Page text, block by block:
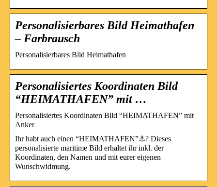
Personalisierbares Bild Heimathafen
– Farbrausch
Personalisierbares Bild Heimathafen
Personalisiertes Koordinaten Bild
“HEIMATHAFEN” mit …
Personalisiertes Koordinaten Bild “HEIMATHAFEN” mit
Anker
Ihr habt auch einen “HEIMATHAFEN”⚓? Dieses
personalisierte maritime Bild erhaltet ihr inkl. der
Koordinaten, den Namen und mit eurer eigenen
Wunschwidmung.